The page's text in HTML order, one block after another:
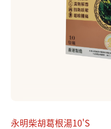
永明柴胡葛根湯10'S